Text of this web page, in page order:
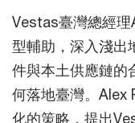
Vestas臺灣總經
型輔助，深入淺出
件與本土供應鏈的
何落地臺灣。Alex
化的策略，提出